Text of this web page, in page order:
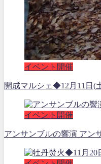
イベント開催
開成マルシェ◆12月11日(
イベント開催
アンサンブルの響演 アン